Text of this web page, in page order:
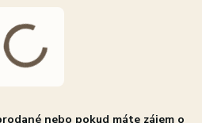
nebo pokud máte zájem o